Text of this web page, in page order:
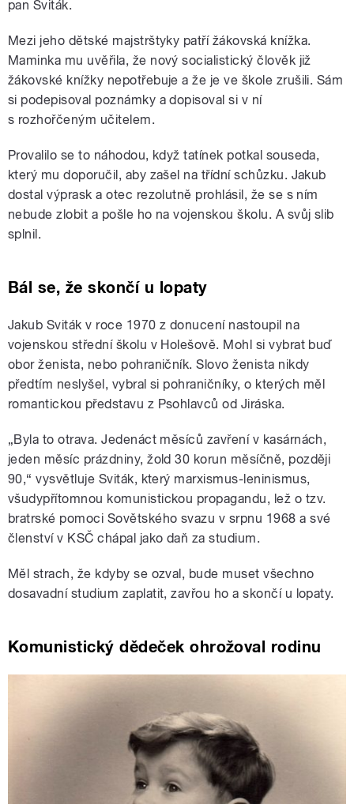
pan Sviták.
Mezi jeho dětské majstrštyky patří žákovská knížka.
Maminka mu uvěřila, že nový socialistický člověk již
žákovské knížky nepotřebuje a že je ve škole zrušili. Sám
si podepisoval poznámky a dopisoval si v ní
s rozhořčeným učitelem.
Provalilo se to náhodou, když tatínek potkal souseda,
který mu doporučil, aby zašel na třídní schůzku. Jakub
dostal výprask a otec rezolutně prohlásil, že se s ním
nebude zlobit a pošle ho na vojenskou školu. A svůj slib
splnil.
Bál se, že skončí u lopaty
Jakub Sviták v roce 1970 z donucení nastoupil na
vojenskou střední školu v Holešově. Mohl si vybrat buď
obor ženista, nebo pohraničník. Slovo ženista nikdy
předtím neslyšel, vybral si pohraničníky, o kterých měl
romantickou představu z Psohlavců od Jiráska.
„Byla to otrava. Jedenáct měsíců zavření v kasárnách,
jeden měsíc prázdniny, žold 30 korun měsíčně, později
90,“ vysvětluje Sviták, který marxismus-leninismus,
všudypřítomnou komunistickou propagandu, lež o tzv.
bratrské pomoci Sovětského svazu v srpnu 1968 a své
členství v KSČ chápal jako daň za studium.
Měl strach, že kdyby se ozval, bude muset všechno
dosavadní studium zaplatit, zavřou ho a skončí u lopaty.
Komunistický dědeček ohrožoval rodinu